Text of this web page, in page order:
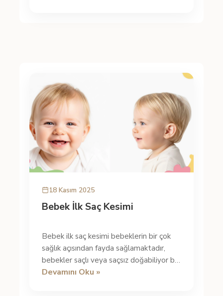
18 Kasım 2025
Bebek İlk Saç Kesimi
Bebek ilk saç kesimi bebeklerin bir çok
sağlık açısından fayda sağlamaktadır,
bebekler saçlı veya saçsız doğabiliyor bu
durumda bebeğiniz saçlı doğ...
Devamını Oku »